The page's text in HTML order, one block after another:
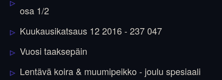
osa 1/2
Kuukausikatsaus 12 2016 - 237 047
Vuosi taaksepäin
Lentävä koira & muumipeikko - joulu spesiaali